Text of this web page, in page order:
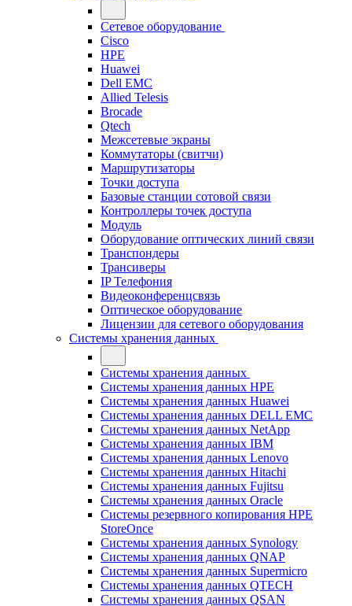
Сетевое оборудование
Cisco
HPE
Huawei
Dell EMC
Allied Telesis
Brocade
Qtech
Межсетевые экраны
Коммутаторы (свитчи)
Маршрутизаторы
Точки доступа
Базовые станции сотовой связи
Контроллеры точек доступа
Модуль
Оборудование оптических линий связи
Транспондеры
Трансиверы
IP Телефония
Видеоконференцсвязь
Оптическое оборудование
Лицензии для сетевого оборудования
Системы хранения данных
Системы хранения данных
Системы хранения данных HPE
Системы хранения данных Huawei
Системы хранения данных DELL EMC
Cистемы хранения данных NetApp
Системы хранения данных IBM
Системы хранения данных Lenovo
Системы хранения данных Hitachi
Системы хранения данных Fujitsu
Системы хранения данных Oracle
Системы резервного копирования HPE
StoreOnce
Системы хранения данных Synology
Системы хранения данных QNAP
Системы хранения данных Supermicro
Системы хранения данных QTECH
Системы хранения данных QSAN